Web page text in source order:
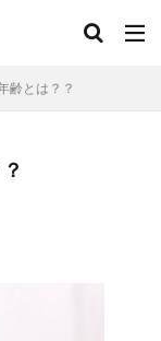
齢とは？？